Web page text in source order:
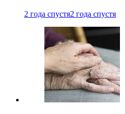
2 года спустя2 года спустя